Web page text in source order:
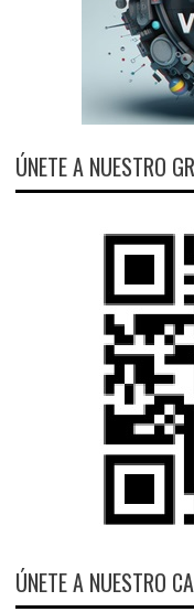
ÚNETE A NUESTRO
ÚNETE A NUESTRO